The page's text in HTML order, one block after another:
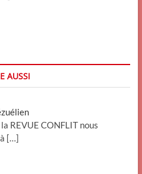
AUSSI
REVUE CONFLIT nous
[…]